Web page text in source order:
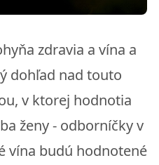
zdravia a vína a
dohľad nad touto
v ktorej hodnotia
ženy - odborníčky v
vína budú hodnotené